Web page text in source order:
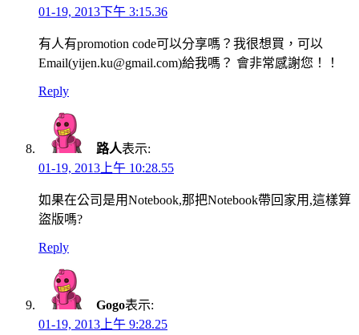
01-19, 2013下午 3:15.36
有人有promotion code可以分享嗎？我很想買，可以
Email(yijen.ku@gmail.com)給我嗎？ 會非常感謝您！！
Reply
路人表示:
01-19, 2013上午 10:28.55
如果在公司是用Notebook,那把Notebook帶回家用,這樣算
盜版嗎?
Reply
Gogo表示:
01-19, 2013上午 9:28.25